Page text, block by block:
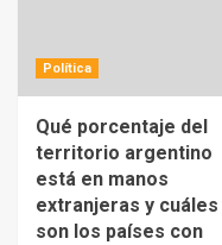
Política
Qué porcentaje del
territorio argentino
está en manos
extranjeras y cuáles
son los países con